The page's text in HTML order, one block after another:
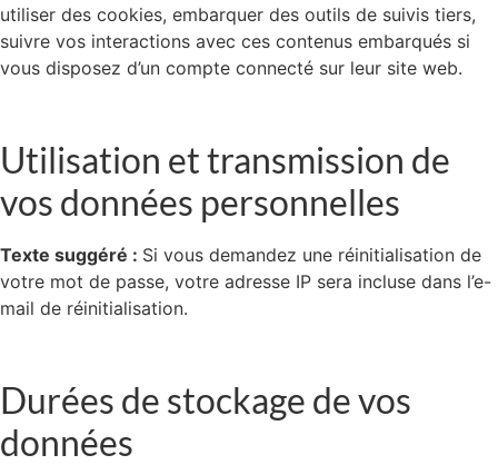
utiliser des cookies, embarquer des outils de suivis tiers,
suivre vos interactions avec ces contenus embarqués si
vous disposez d’un compte connecté sur leur site web.
Utilisation et transmission de
vos données personnelles
Texte suggéré : Si vous demandez une réinitialisation de
votre mot de passe, votre adresse IP sera incluse dans l’e-
mail de réinitialisation.
Durées de stockage de vos
données